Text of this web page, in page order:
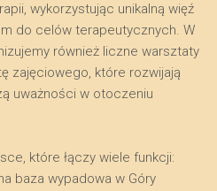
wykorzystując unikalną więź
do celów terapeutycznych. W
również liczne warsztaty
zajęciowego, które rozwijają
uważności w otoczeniu
które łączy wiele funkcji:
baza wypadowa w Góry